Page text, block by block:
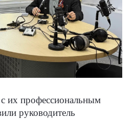
их профессиональным
руководитель